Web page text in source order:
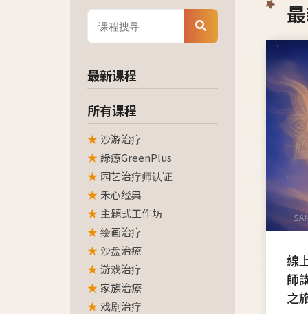
最新课程
所有课程
沙游治疗
綠療GreenPlus
园艺治疗师认证
禾心经典
主題式工作坊
绘画治疗
沙盘治療
游戏治疗
家族治療
戏剧治疗
線
師
之